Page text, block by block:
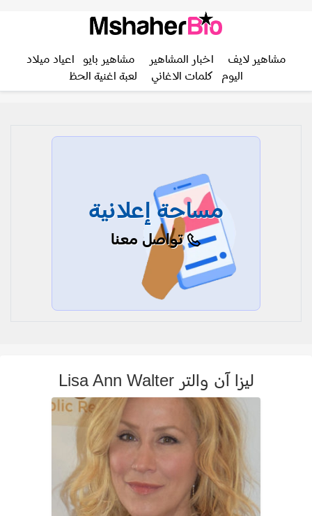
مشاهير لايف اخبار المشاهير مشاهير بايو
اعياد ميلاد
اليوم
كلمات الاغاني لعبة اغنية الحظ
مساحة إعلانية
تواصل معنا
ليزا آن والتر Lisa Ann Walter